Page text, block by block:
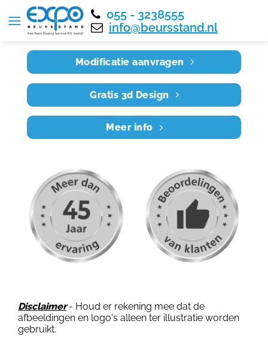
055 - 3238555
info@beursstand.nl
Home RE5X4 056
Modificatie aanvragen
Gratis 3d Design
Meer info
Disclaimer- Houd er rekening mee dat de
afbeeldingen en logo's alleen ter illustratie worden
gebruikt.